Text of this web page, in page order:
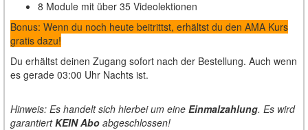
8 Module mit über 35 Videolektionen
Bonus: Wenn du noch heute beitrittst, erhältst du den AMA Kurs
gratis dazu!
Du erhältst deinen Zugang sofort nach der Bestellung. Auch wenn
es gerade 03:00 Uhr Nachts ist.
Hinweis: Es handelt sich hierbei um eine Einmalzahlung. Es wird
garantiert KEIN Abo abgeschlossen!